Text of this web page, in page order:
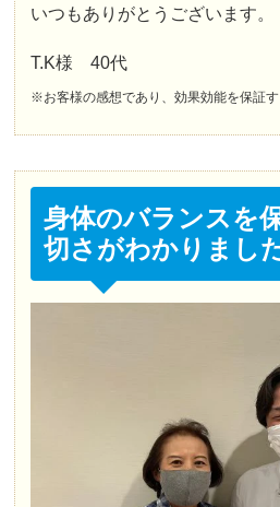
いつもありがとうございます。
T.K様 40代
※お客様の感想であり、効果効能を保証す
身体のバランスを
切さがわかりまし